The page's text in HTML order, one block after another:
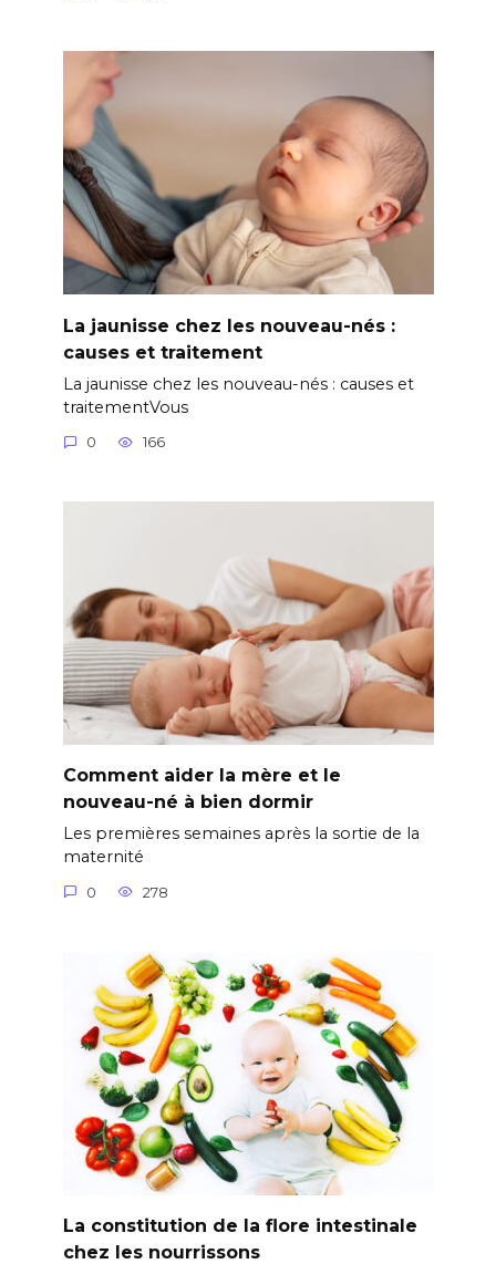
La jaunisse chez les nouveau-nés :
causes et traitement
La jaunisse chez les nouveau-nés : causes et
traitementVous
0 166
Comment aider la mère et le
nouveau-né à bien dormir
Les premières semaines après la sortie de la
maternité
0 278
La constitution de la flore intestinale
chez les nourrissons